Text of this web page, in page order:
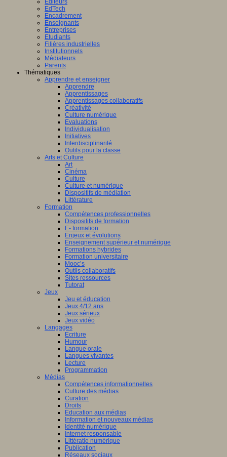
Editeurs
EdTech
Encadrement
Enseignants
Entreprises
Etudiants
Filières industrielles
Institutionnels
Médiateurs
Parents
Thématiques
Apprendre et enseigner
Apprendre
Apprentissages
Apprentissages collaboratifs
Créativité
Culture numérique
Evaluations
Individualisation
Initiatives
Interdisciplinarité
Outils pour la classe
Arts et Culture
Art
Cinéma
Culture
Culture et numérique
Dispositifs de médiation
Littérature
Formation
Compétences professionnelles
Dispositifs de formation
E- formation
Enjeux et évolutions
Enseignement supérieur et numérique
Formations hybrides
Formation universitaire
Mooc’s
Outils collaboratifs
Sites ressources
Tutorat
Jeux
Jeu et éducation
Jeux 4/12 ans
Jeux sérieux
Jeux vidéo
Langages
Ecriture
Humour
Langue orale
Langues vivantes
Lecture
Programmation
Médias
Compétences informationnelles
Culture des médias
Curation
Droits
Education aux médias
Information et nouveaux médias
Identité numérique
Internet responsable
Littératie numérique
Publication
Réseaux sociaux